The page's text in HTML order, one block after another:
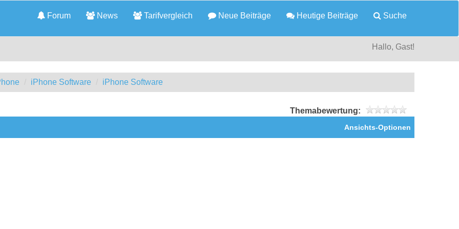
Forum News Tarifvergleich Neue Beiträge Heutige Beiträge Suche
Hallo, Gast!
iPhone Software iPhone Software
Themabewertung:
Ansichts-Optionen